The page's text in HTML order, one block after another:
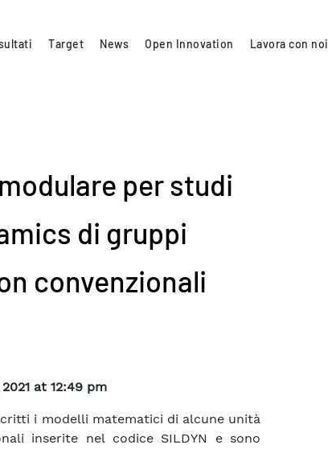
Target News Open Innovation Lavora con noi
per studi
di gruppi
convenzionali
at 12:49 pm
i modelli matematici di alcune unità
inserite nel codice SILDYN e sono